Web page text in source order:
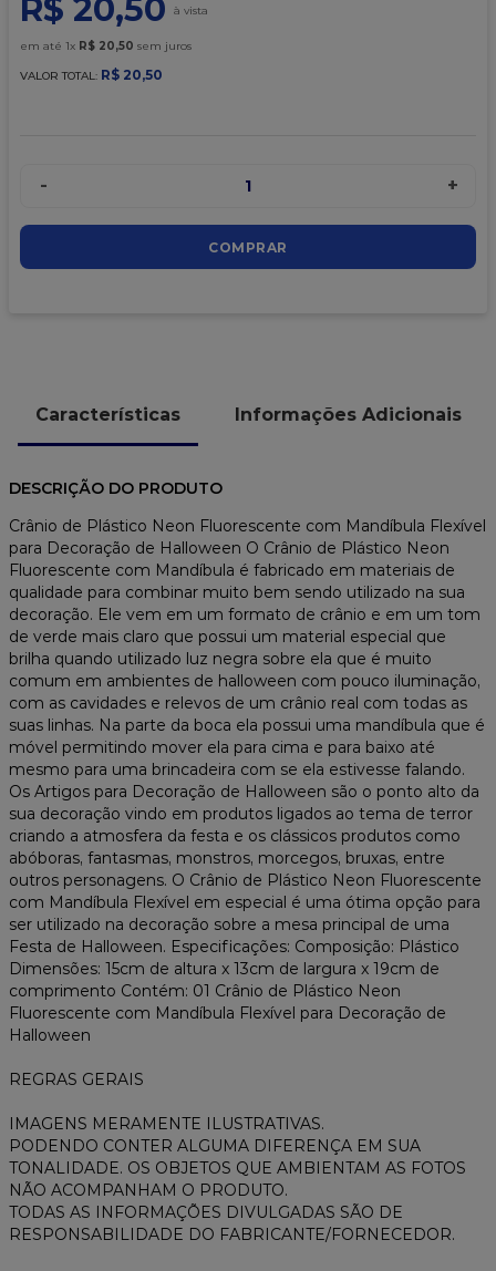
R$ 20,50
em até 1x R$ 20,50 sem juros
VALOR TOTAL: R$ 20,50
- 1 +
COMPRAR
Características Informações Adicionais
DESCRIÇÃO DO PRODUTO
Crânio de Plástico Neon Fluorescente com Mandíbula Flexível
para Decoração de Halloween O Crânio de Plástico Neon
Fluorescente com Mandíbula é fabricado em materiais de
qualidade para combinar muito bem sendo utilizado na sua
decoração. Ele vem em um formato de crânio e em um tom
de verde mais claro que possui um material especial que
brilha quando utilizado luz negra sobre ela que é muito
comum em ambientes de halloween com pouco iluminação,
com as cavidades e relevos de um crânio real com todas as
suas linhas. Na parte da boca ela possui uma mandíbula que é
móvel permitindo mover ela para cima e para baixo até
mesmo para uma brincadeira com se ela estivesse falando.
Os Artigos para Decoração de Halloween são o ponto alto da
sua decoração vindo em produtos ligados ao tema de terror
criando a atmosfera da festa e os clássicos produtos como
abóboras, fantasmas, monstros, morcegos, bruxas, entre
outros personagens. O Crânio de Plástico Neon Fluorescente
com Mandíbula Flexível em especial é uma ótima opção para
ser utilizado na decoração sobre a mesa principal de uma
Festa de Halloween. Especificações: Composição: Plástico
Dimensões: 15cm de altura x 13cm de largura x 19cm de
comprimento Contém: 01 Crânio de Plástico Neon
Fluorescente com Mandíbula Flexível para Decoração de
Halloween
REGRAS GERAIS
IMAGENS MERAMENTE ILUSTRATIVAS.
PODENDO CONTER ALGUMA DIFERENÇA EM SUA
TONALIDADE. OS OBJETOS QUE AMBIENTAM AS FOTOS
NÃO ACOMPANHAM O PRODUTO.
TODAS AS INFORMAÇÕES DIVULGADAS SÃO DE
RESPONSABILIDADE DO FABRICANTE/FORNECEDOR.
9º
caixa kraft
10º chocolate